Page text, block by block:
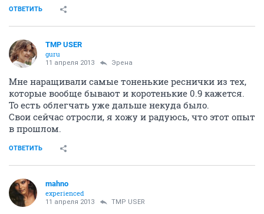
ОТВЕТИТЬ
TMP USER
guru
11 апреля 2013 Эрена
Мне наращивали самые тоненькие реснички из тех,
которые вообще бывают и коротенькие 0.9 кажется.
То есть облегчать уже дальше некуда было.
Свои сейчас отросли, я хожу и радуюсь, что этот опыт
в прошлом.
ОТВЕТИТЬ
mahno
experienced
11 апреля 2013 TMP USER